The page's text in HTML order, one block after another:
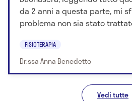
da 2 anni a questa parte, mi
problema non sia stato
FISIOTERAPIA
Dr.ssa Anna Benedetto
Vedi tutte